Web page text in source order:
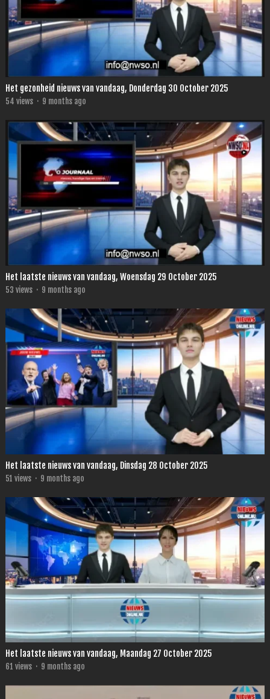
Het gezonheid nieuws van vandaag, Donderdag 30 October 2025
54 views · 9 months ago
Het laatste nieuws van vandaag, Woensdag 29 October 2025
53 views · 9 months ago
Het laatste nieuws van vandaag, Dinsdag 28 October 2025
51 views · 9 months ago
Het laatste nieuws van vandaag, Maandag 27 October 2025
61 views · 9 months ago